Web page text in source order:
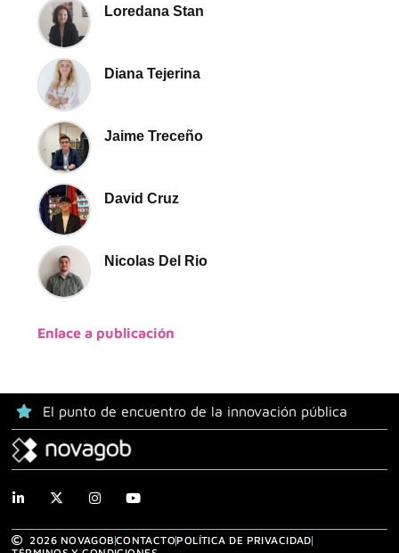
Loredana Stan
Diana Tejerina
Jaime Treceño
David Cruz
Nicolas Del Rio
Enlace a publicación
El punto de encuentro de la innovación pública
2026 NOVAGOBCONTACTOPOLÍTICA DE PRIVACIDAD